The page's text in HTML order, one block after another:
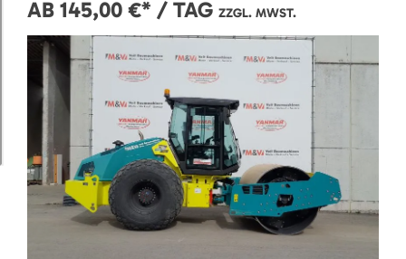
AB 145,00 €* / TAG ZZGL. MWST.